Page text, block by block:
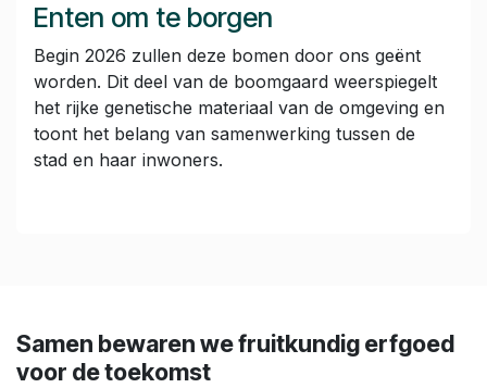
Enten om te borgen
Begin 2026 zullen deze bomen door ons geënt
worden. Dit deel van de boomgaard weerspiegelt
het rijke genetische materiaal van de omgeving en
toont het belang van samenwerking tussen de
stad en haar inwoners.
Samen bewaren we fruitkundig erfgoed
voor de toekomst